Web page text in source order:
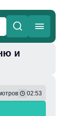
и
02:53